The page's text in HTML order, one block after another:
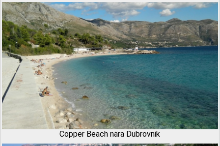
Copper Beach nära Dubrovnik